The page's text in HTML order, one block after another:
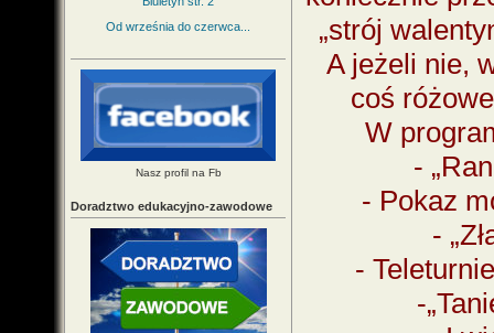
Od września do czerwca...
Nasz profil na Fb
Doradztwo edukacyjno-zawodowe
„strój
A jeżeli nie,
coś
W
-
- Pokaz
-
-
-